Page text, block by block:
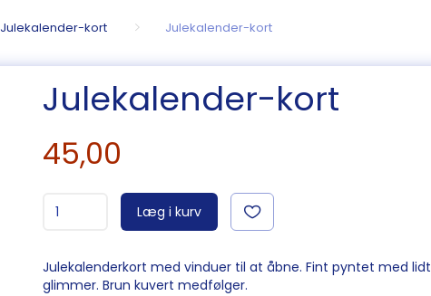
Julekalender-kort Julekalender-kort
Julekalender-kort
45,00
Læg i kurv
Julekalenderkort med vinduer til at åbne. Fint pyntet med lidt
glimmer. Brun kuvert medfølger.